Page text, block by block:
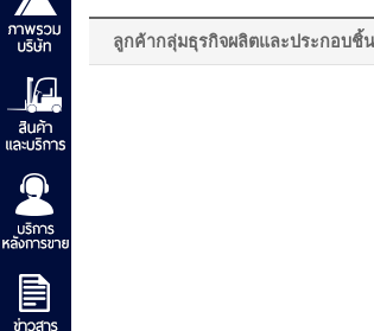
ลูกค้ากลุ่มธุรกิจผลิตและประกอบชิ้